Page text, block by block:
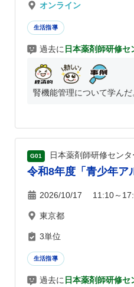
オンライン
生活指導
過去に 日本薬剤師研修セ
腎機能管理について学ん
G01 日本薬剤師研修センタ
令和8年度「青少年ア
2026/10/17 11:10～
東京都
3単位
生活指導
過去に 日本薬剤師研修セ